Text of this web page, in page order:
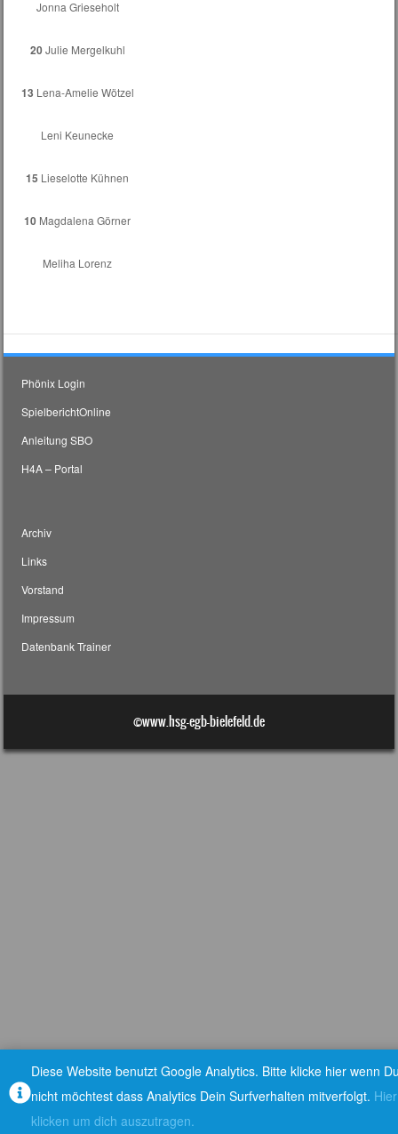
Jonna Grieseholt
20Julie Mergelkuhl
13 Lena-Amelie Wötzel
Leni Keunecke
15 Lieselotte Kühnen
10 Magdalena Görner
Meliha Lorenz
Phönix Login
SpielberichtOnline
Anleitung SBO
H4A – Portal
Archiv
Links
Vorstand
Impressum
Datenbank Trainer
©www.hsg-egb-bielefeld.de
Diese Website benutzt Google Analytics. Bitte klicke hier wenn
nicht möchtest dass Analytics Dein Surfverhalten mitverfolgt. Hier
klicken um dich auszutragen.